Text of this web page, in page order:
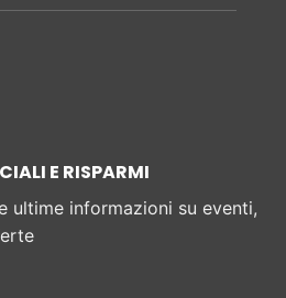
E RISPARMI
ultime informazioni su eventi,